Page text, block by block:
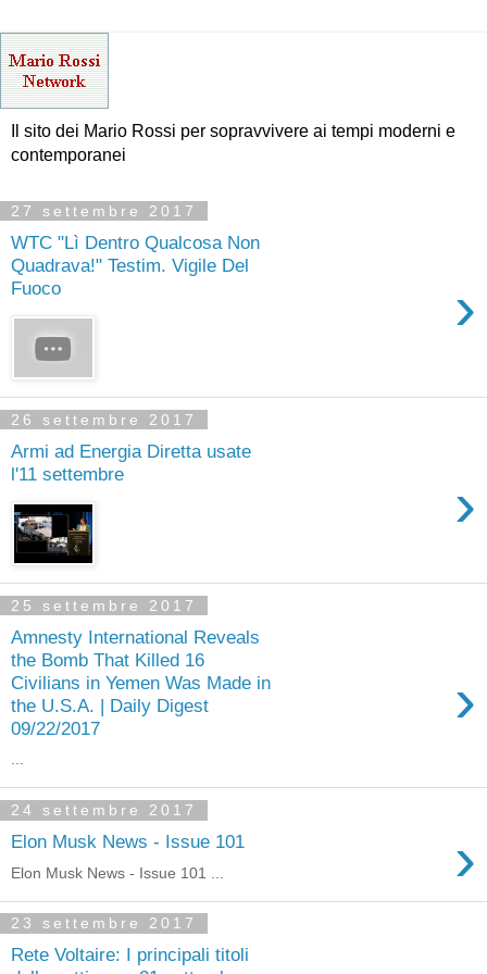
Il sito dei Mario Rossi per sopravvivere ai tempi moderni e
contemporanei
27 settembre 2017
WTC "Lì Dentro Qualcosa Non
Quadrava!" Testim. Vigile Del
Fuoco
›
26 settembre 2017
Armi ad Energia Diretta usate
l'11 settembre
›
25 settembre 2017
Amnesty International Reveals
the Bomb That Killed 16
Civilians in Yemen Was Made in
the U.S.A. | Daily Digest
09/22/2017
›
...
24 settembre 2017
Elon Musk News - Issue 101 ›
Elon Musk News - Issue 101 ...
23 settembre 2017
Rete Voltaire: I principali titoli